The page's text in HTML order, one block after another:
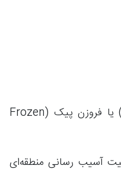
کارت Ice Spirit یا آیس اسپریت در آرنای 8 (Arena 8) یا فروزن پیک (Frozen
آسیب رسانی منطقه‌ای